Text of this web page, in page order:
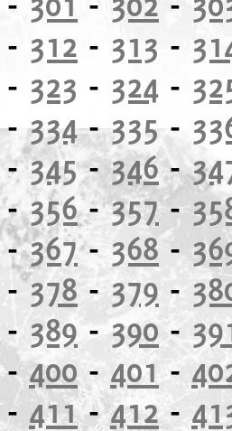
- 312 - 313 -
- 323 - 324 -
334-335-
345-346-
356-357-
-367- 368 -
-378 - 379 -
- 389-390 -
400 - 401 -
411-412-